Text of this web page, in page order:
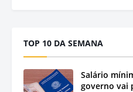
TOP 10 DA SEMANA
Salário
governo vai